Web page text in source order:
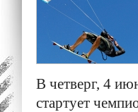
В четверг, 4
стартует